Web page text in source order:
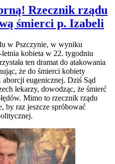
Rzecznik rządu
śmierci p. Izabeli
w Pszczynie, w wyniku
letnia kobieta w 22. tygodniu
ten dramat do atakowania
że do śmierci kobiety
eugenicznej. Dziś Sąd
lekarzy, dowodząc, że śmierć
Mimo to rzecznik rządu
by raz jeszcze spróbować